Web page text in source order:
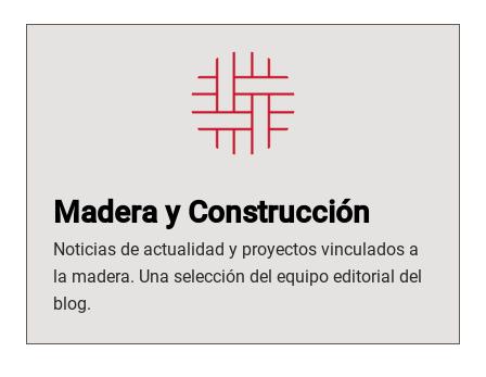
Madera y Construcción
Noticias de actualidad y proyectos vinculados a
la madera. Una selección del equipo editorial del
blog.